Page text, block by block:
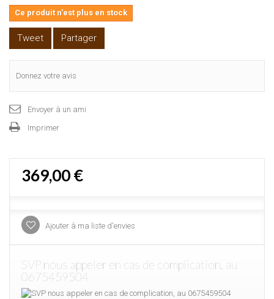
Ce produit n'est plus en stock
Tweet Partager
Donnez votre avis
Envoyer à un ami
Imprimer
369,00 €
Ajouter à ma liste d'envies
SVP nous appeler en cas de complication, au
0675459504